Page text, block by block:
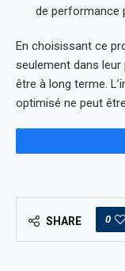
de performance
En choisissant ce
seulement dans
être à long terme.
optimisé ne peut
SHARE 0